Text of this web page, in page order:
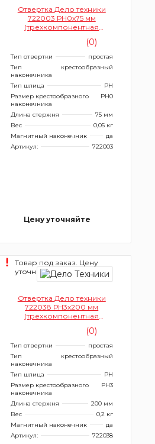
Отвертка Дело техники
722003 РН0х75 мм
(трехкомпонентная
(0)
Тип отвертки
простая
Тип
наконечника
крестообразный
Тип шлица
PH
Размер крестообразного
наконечника
PH0
Длина стержня
75 мм
Вес
0,05 кг
Магнитный наконечник
да
Артикул:
722003
Цену уточняйте
Товар под заказ. Цену
уточняйте.
Отвертка Дело техники
722038 РН3х200 мм
(трехкомпонентная
(0)
Тип отвертки
простая
Тип
наконечника
крестообразный
Тип шлица
PH
Размер крестообразного
наконечника
PH3
Длина стержня
200 мм
Вес
0,2 кг
Магнитный наконечник
да
Артикул:
722038